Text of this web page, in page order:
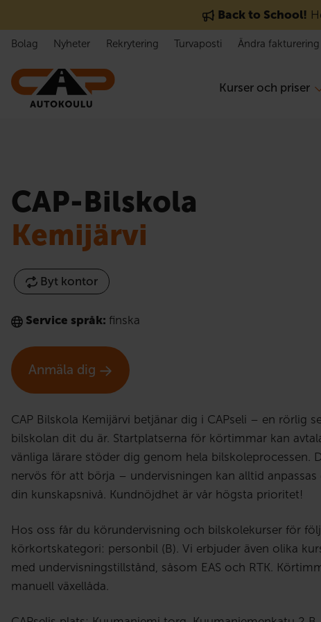
Back to School!
Kurser och priser
Bolag Nyheter Rekrytering Turvaposti Ändra fakturering
CAP-Bilskola
Kemijärvi
Byt kontor
Service språk: finska
Anmäla dig
CAP Bilskola Kemijärvi betjänar dig i CAPseli – en rörlig
bilskolan dit du är. Startplatserna för körtimmar kan
vänliga lärare stöder dig genom hela bilskoleprocessen.
nervös för att börja – undervisningen kan alltid
din kunskapsnivå. Kundnöjdhet är vår högsta prioritet!
Hos oss får du körundervisning och bilskolekurser för
körkortskategori: personbil (B). Vi erbjuder även olika
med undervisningstillstånd, såsom EAS och RTK.
manuell växellåda.